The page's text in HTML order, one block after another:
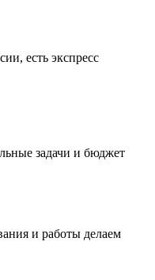
есть экспресс
задачи и бюджет
и работы делаем